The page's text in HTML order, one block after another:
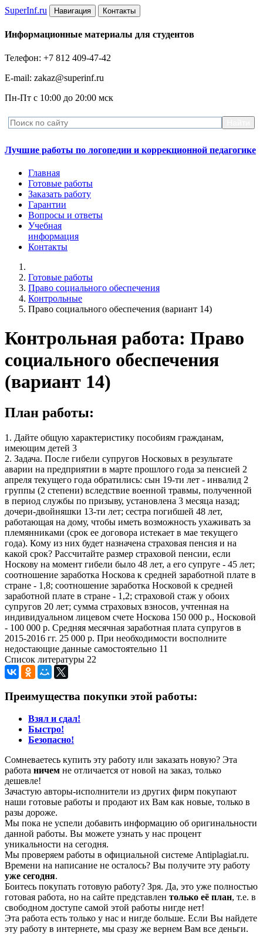
SuperInf.ru Навигация Контакты
Информационные материалы для студентов
Телефон: +7 812 409-47-42
E-mail: zakaz@superinf.ru
Пн-Пт с 10:00 до 20:00 мск
Лучшие работы по логопедии и коррекционной педагогике
Главная
Готовые работы
Заказать работу
Гарантии
Вопросы и ответы
Учебная
информация
Контакты
Готовые работы
Право социального обеспечения
Контрольные
Право социального обеспечения (вариант 14)
Контрольная работа: Право
социального обеспечения
(вариант 14)
План работы:
1. Дайте общую характеристику пособиям гражданам,
имеющим детей 3
2. Задача. После гибели супругов Носковых в результате
аварии на предприятии в марте прошлого года за пенсией 2
апреля текущего года обратились: сын 19-ти лет - инвалид 2
группы (2 степени) вследствие военной травмы, полученной
в период службы по призыву, установлена 3 месяца назад;
дочери-двойняшки 13-ти лет; сестра погибшей 48 лет,
работающая на дому, чтобы иметь возможность ухаживать за
племянниками (срок ее договора истекает в мае текущего
года). Кому из них будет назначена страховая пенсия и на
какой срок? Рассчитайте размер страховой пенсии, если
Носкову на момент гибели было 48 лет, а его супруге - 45 лет;
соотношение заработка Носкова к средней заработной плате в
стране - 1,8; соотношение заработка Носковой к средней
заработной плате в стране - 1,2; страховой стаж у обоих
супругов 20 лет; сумма страховых взносов, учтенная на
индивидуальном лицевом счете Носкова 150 000 р., Носковой
- 100 000 р. Средняя месячная заработная плата супругов в
2015-2016 гг. 25 000 р. При необходимости восполните
недостающие данные самостоятельно 11
Список литературы 22
Преимущества покупки этой работы:
Взял и сдал!
Быстро!
Безопасно!
Сомневаетесь купить эту работу или заказать новую? Эта
работа ничем не отличается от новой на заказ, только
дешевле!
Зачастую авторы-исполнители из других фирм покупают
наши готовые работы и продают их Вам как новые, только в
разы дороже.
Мы пока не успели добавить информацию об оригинальности
данной работы. Вы можете узнать у нас процент
уникальности на сегодня.
Мы проверяем работы в официальной системе Аntiplagiat.ru.
Времени на написание не осталось? Вы получите эту работу
уже сегодня.
Боитесь покупать готовую работу? Зря. Да, это уже полностью
готовая работа, но на сайте представлен только её план, т.е. в
свободном доступе самой этой работы нигде нет!
Эта работа есть только у нас и нигде больше. Если Вы найдете
эту работу в интернете, мы сразу же вернем Вам все деньги.